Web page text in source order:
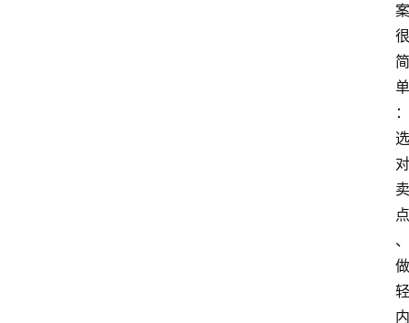
案
很
简
单
：
选
对
卖
点
、
做
轻
内